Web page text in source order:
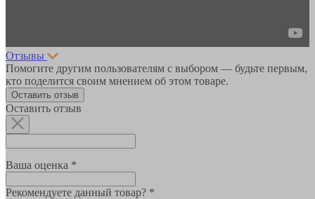
Отзывы
Помогите другим пользователям с выбором — будьте первым,
кто поделится своим мнением об этом товаре.
Оставить отзыв
Оставить отзыв
Ваша оценка *
Рекомендуете данный товар? *